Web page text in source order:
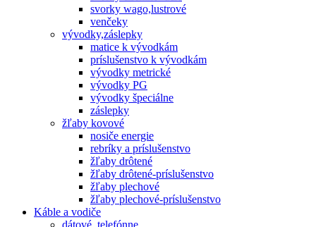
svorky wago,lustrové
venčeky
vývodky,záslepky
matice k vývodkám
príslušenstvo k vývodkám
vývodky metrické
vývodky PG
vývodky špeciálne
záslepky
žľaby kovové
nosiče energie
rebríky a príslušenstvo
žľaby drôtené
žľaby drôtené-príslušenstvo
žľaby plechové
žľaby plechové-príslušenstvo
Káble a vodiče
dátové, telefónne